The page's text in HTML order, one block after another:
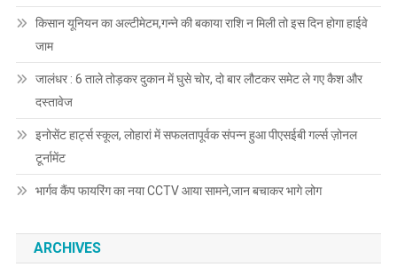
किसान यूनियन का अल्टीमेटम,गन्ने की बकाया राशि न मिली तो इस दिन होगा हाईवे
जाम
जालंधर : 6 ताले तोड़कर दुकान में घुसे चोर, दो बार लौटकर समेट ले गए कैश और
दस्तावेज
इनोसेंट हार्ट्स स्कूल, लोहारां में सफलतापूर्वक संपन्न हुआ पीएसईबी गर्ल्स ज़ोनल
टूर्नामेंट
भार्गव कैंप फायरिंग का नया CCTV आया सामने,जान बचाकर भागे लोग
ARCHIVES